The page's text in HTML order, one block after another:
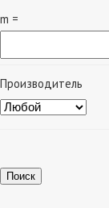
m =
Производитель
Поиск